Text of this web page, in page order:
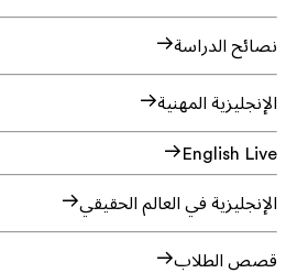
نصائح الدراسة
الإنجليزية المهنية
English Live
الإنجليزية في العالم الحقيقي
قصص الطلاب